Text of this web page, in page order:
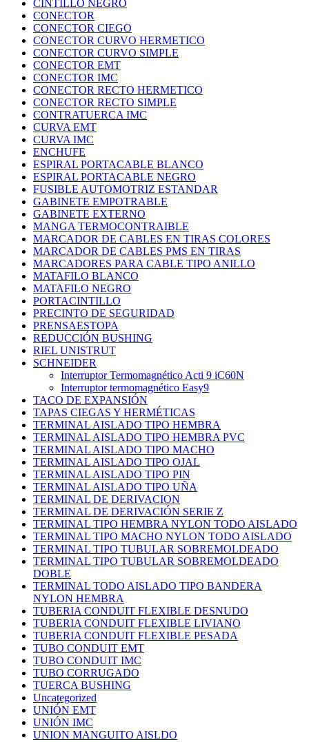
CINTILLO NEGRO
CONECTOR
CONECTOR CIEGO
CONECTOR CURVO HERMETICO
CONECTOR CURVO SIMPLE
CONECTOR EMT
CONECTOR IMC
CONECTOR RECTO HERMETICO
CONECTOR RECTO SIMPLE
CONTRATUERCA IMC
CURVA EMT
CURVA IMC
ENCHUFE
ESPIRAL PORTACABLE BLANCO
ESPIRAL PORTACABLE NEGRO
FUSIBLE AUTOMOTRIZ ESTANDAR
GABINETE EMPOTRABLE
GABINETE EXTERNO
MANGA TERMOCONTRAIBLE
MARCADOR DE CABLES EN TIRAS COLORES
MARCADOR DE CABLES PMS EN TIRAS
MARCADORES PARA CABLE TIPO ANILLO
MATAFILO BLANCO
MATAFILO NEGRO
PORTACINTILLO
PRECINTO DE SEGURIDAD
PRENSAESTOPA
REDUCCIÓN BUSHING
RIEL UNISTRUT
SCHNEIDER
Interruptor Termomagnético Acti 9 iC60N
Interruptor termomagnético Easy9
TACO DE EXPANSIÓN
TAPAS CIEGAS Y HERMÉTICAS
TERMINAL AISLADO TIPO HEMBRA
TERMINAL AISLADO TIPO HEMBRA PVC
TERMINAL AISLADO TIPO MACHO
TERMINAL AISLADO TIPO OJAL
TERMINAL AISLADO TIPO PIN
TERMINAL AISLADO TIPO UÑA
TERMINAL DE DERIVACION
TERMINAL DE DERIVACIÓN SERIE Z
TERMINAL TIPO HEMBRA NYLON TODO AISLADO
TERMINAL TIPO MACHO NYLON TODO AISLADO
TERMINAL TIPO TUBULAR SOBREMOLDEADO
TERMINAL TIPO TUBULAR SOBREMOLDEADO
DOBLE
TERMINAL TODO AISLADO TIPO BANDERA
NYLON HEMBRA
TUBERIA CONDUIT FLEXIBLE DESNUDO
TUBERIA CONDUIT FLEXIBLE LIVIANO
TUBERIA CONDUIT FLEXIBLE PESADA
TUBO CONDUIT EMT
TUBO CONDUIT IMC
TUBO CORRUGADO
TUERCA BUSHING
Uncategorized
UNIÓN EMT
UNIÓN IMC
UNION MANGUITO AISLDO